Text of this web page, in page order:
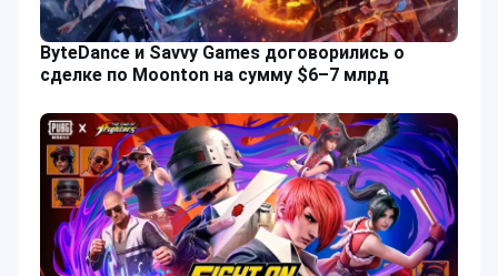
ByteDance и Savvy Games договорились о
сделке по Moonton на сумму $6–7 млрд